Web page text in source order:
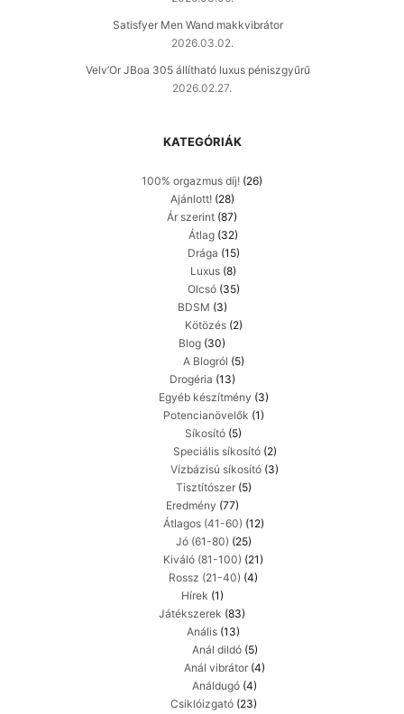
Satisfyer Men Wand makkvibrátor
2026.03.02.
Velv’Or JBoa 305 állítható luxus péniszgyűrű
2026.02.27.
KATEGÓRIÁK
100% orgazmus díj! (26)
Ajánlott!(28)
Ár szerint (87)
Átlag (32)
Drága (15)
Luxus (8)
Olcsó(35)
BDSM (3)
Kötözés(2)
Blog (30)
A Blogról (5)
Drogéria (13)
Egyéb készítmény (3)
Potencianövelők (1)
Síkosító (5)
Speciális síkosító(2)
Vízbázisú síkosító (3)
Tisztítószer(5)
Eredmény (77)
Átlagos (41-60) (12)
Jó (61-80) (25)
Kiváló (81-100) (21)
Rossz (21-40) (4)
Hírek (1)
Játékszerek (83)
Anális (13)
Anál dildó(5)
Anál vibrátor (4)
Análdugó (4)
Csiklóizgató(23)